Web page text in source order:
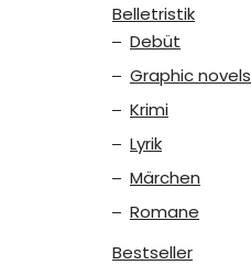
Belletristik
Debüt
Graphic novels
Krimi
Lyrik
Märchen
Romane
Bestseller